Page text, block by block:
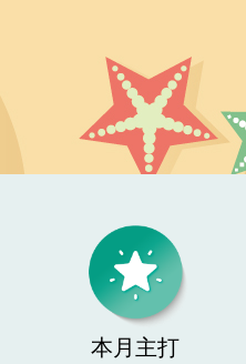
本月主打